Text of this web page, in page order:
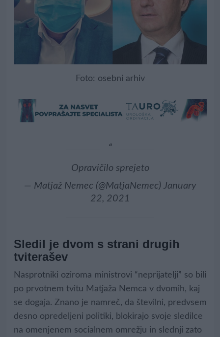
Foto: osebni arhiv
Opravičilo sprejeto
— Matjaž Nemec (@MatjaNemec) January
22, 2021
Sledil je dvom s strani drugih
tviterašev
Nasprotniki oziroma ministrovi “neprijatelji” so bili
po prvotnem tvitu Matjaža Nemca v dvomih, kaj
se dogaja. Znano je namreč, da številni, predvsem
desno opredeljeni politiki, blokirajo svoje sledilce
na omenjenem socialnem omrežju in slednji zato